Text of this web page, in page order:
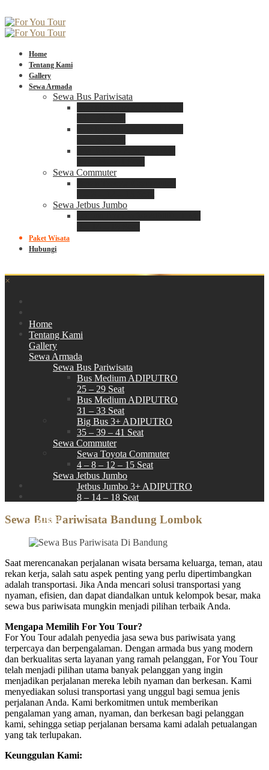
Home
Tentang Kami
Gallery
Sewa Armada
Sewa Bus Pariwisata
Sewa Commuter
Sewa Jetbus Jumbo
Paket Wisata
Hubungi
×
Home
Tentang Kami
Gallery
Sewa Armada
Sewa Bus Pariwisata
Bus Medium ADIPUTRO
25 – 29 Seat
Bus Medium ADIPUTRO
31 – 33 Seat
Big Bus 3+ ADIPUTRO
35 – 39 – 41 Seat
Sewa Commuter
Sewa Toyota Commuter
4 – 8 – 12 – 15 Seat
Sewa Jetbus Jumbo
Jetbus Jumbo 3+ ADIPUTRO
8 – 14 – 18 Seat
Hubungi
Sewa Bus Pariwisata Bandung Lombok
Saat merencanakan perjalanan wisata bersama keluarga, teman, atau
rekan kerja, salah satu aspek penting yang perlu dipertimbangkan
adalah transportasi. Jika Anda mencari solusi transportasi yang
nyaman, efisien, dan dapat diandalkan untuk kelompok besar, maka
sewa bus pariwisata mungkin menjadi pilihan terbaik Anda.
Mengapa Memilih For You Tour?
For You Tour adalah penyedia jasa sewa bus pariwisata yang
terpercaya dan berpengalaman. Dengan armada bus yang modern
dan berkualitas serta layanan yang ramah pelanggan, For You Tour
telah menjadi pilihan utama banyak pelanggan yang ingin
menjadikan perjalanan mereka lebih nyaman dan berkesan. Kami
menyediakan solusi transportasi yang unggul bagi semua jenis
perjalanan Anda. Kami berkomitmen untuk memberikan
pengalaman yang aman, nyaman, dan berkesan bagi pelanggan
kami, sehingga setiap perjalanan bersama kami adalah petualangan
yang tak terlupakan.
Keunggulan Kami: